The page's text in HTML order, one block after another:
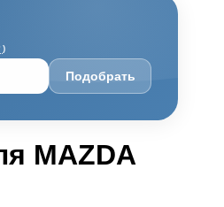
)
Подобрать
MAZDA